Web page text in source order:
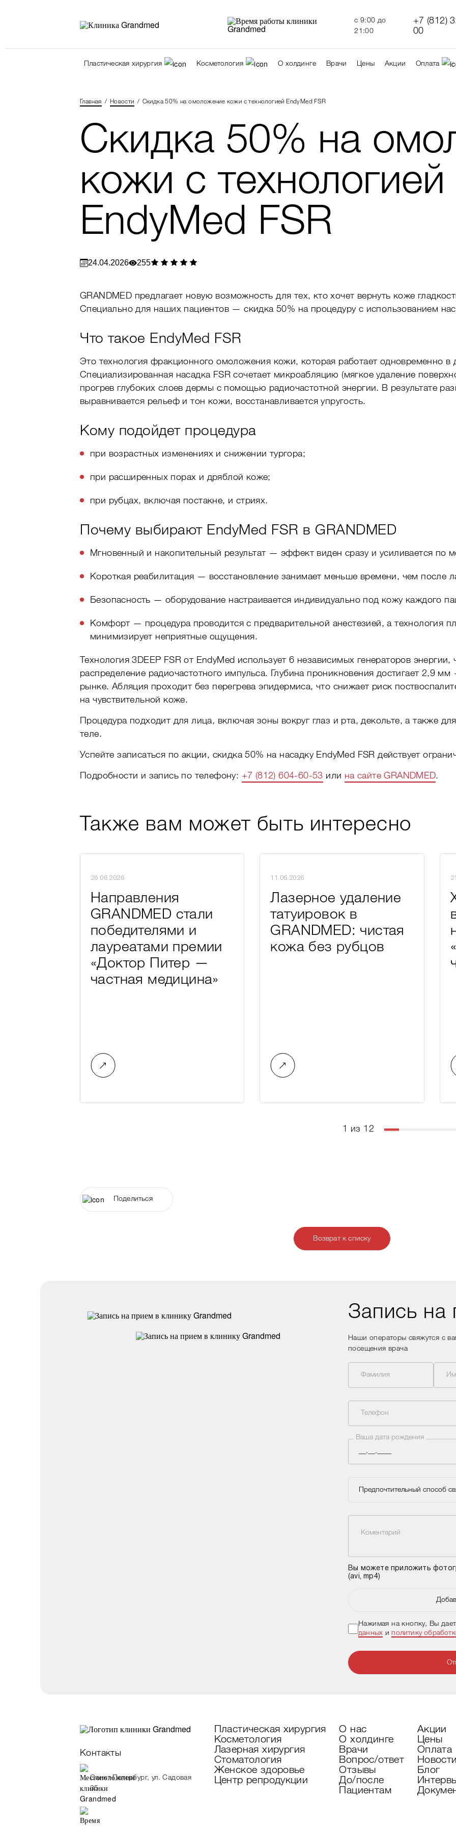
c 9:00 до
21:00
+7 (812)
00
Пластическая хирургия Косметология О холдинге Врачи Цены Акции Оплата
Главная Новости Скидка 50% на омоложение кожи с технологией EndyMed FSR
Скидка 50% на
кожи с технологией
EndyMed FSR
24.04.2026 255
GRANDMED предлагает новую возможность для тех, кто хочет вернуть коже
Специально для наших пациентов — скидка 50% на процедуру с использованием
Что такое EndyMed FSR
Это технология фракционного омоложения кожи, которая работает одновременно в
Специализированная насадка FSR сочетает микроабляцию (мягкое удаление
прогрев глубоких слоев дермы с помощью радиочастотной энергии. В результате
выравнивается рельеф и тон кожи, восстанавливается упругость.
Кому подойдет процедура
при возрастных изменениях и снижении тургора;
при расширенных порах и дряблой коже;
при рубцах, включая постакне, и стриях.
Почему выбирают EndyMed FSR в GRANDMED
Мгновенный и накопительный результат — эффект виден сразу и усиливается по
Короткая реабилитация — восстановление занимает меньше времени, чем после
Безопасность — оборудование настраивается индивидуально под кожу каждого
Комфорт — процедура проводится с предварительной анестезией, а технология
минимизирует неприятные ощущения.
Технология 3DEEP FSR от EndyMed использует 6 независимых генераторов
распределение радиочастотного импульса. Глубина проникновения достигает 2,9
рынке. Абляция проходит без перегрева эпидермиса, что снижает риск
на чувствительной коже.
Процедура подходит для лица, включая зоны вокруг глаз и рта, декольте, а также
теле.
Успейте записаться по акции, скидка 50% на насадку EndyMed FSR действует
Подробности и запись по телефону: +7 (812) 604-60-53 или на сайте GRANDMED.
Также вам может быть интересно
26.06.2026
Направления
GRANDMED стали
победителями и
лауреатами премии
«Доктор Питер —
частная медицина»
11.06.2026
Лазерное удаление
татуировок в
GRANDMED: чистая
кожа без рубцов
1 из 12
Поделиться
Возврат к списку
Запись на
Наши операторы свяжутся с
посещения врача
Фамилия
Телефон
Ваша дата рождения
Предпочтительный способ
Коментарий
Вы можете приложить
(avi, mp4)
Нажимая на кнопку, Вы
данных иполитику
Контакты
Санкт-Петербург, ул. Садовая
35
Пластическая хирургия
Косметология
Лазерная хирургия
Стоматология
Женское здоровье
Центр репродукции
О нас
О холдинге
Врачи
Вопрос/ответ
Отзывы
До/после
Пациентам
Акции
Цены
Оплата
Новости
Блог